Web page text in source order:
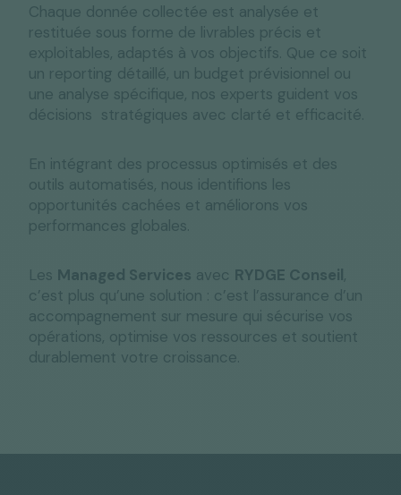
Chaque donnée collectée est analysée et
restituée sous forme de livrables précis et
exploitables, adaptés à vos objectifs. Que ce soit
un reporting détaillé, un budget prévisionnel ou
une analyse spécifique, nos experts guident vos
décisions stratégiques avec clarté et efficacité.
En intégrant des processus optimisés et des
outils automatisés, nous identifions les
opportunités cachées et améliorons vos
performances globales.
Les Managed Services avec RYDGE Conseil,
c’est plus qu’une solution : c’est l’assurance d’un
accompagnement sur mesure qui sécurise vos
opérations, optimise vos ressources et soutient
durablement votre croissance.